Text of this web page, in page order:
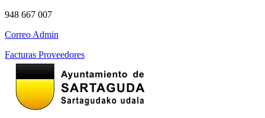
948 667 007
Correo Admin
Facturas Proveedores